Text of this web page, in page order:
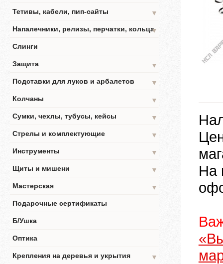
Тетивы, кабели, пип-сайты
▼
Напалечники, релизы, перчатки, кольца▼
Слинги
Защита
▼
Подставки для луков и арбалетов
▼
Колчаны
▼
Сумки, чехлы, тубусы, кейсы
▼
Стрелы и комплектующие
▼
Инструменты
▼
Щиты и мишени
▼
Мастерская
▼
Подарочные сертификаты
Б/Ушка
Оптика
Крепления на деревья и укрытия
▼
На